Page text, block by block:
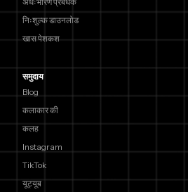
निःशुल्क डाउनलोड
खास पेशकश
समुदाय
Blog
कलाकार की
कलह
Instagram
TikTok
यूट्यूब